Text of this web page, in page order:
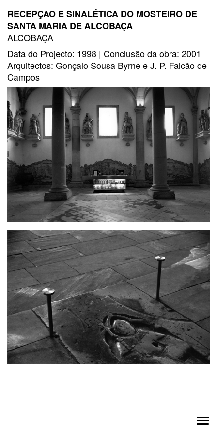
RECEPÇAO E SINALÉTICA DO MOSTEIRO DE
SANTA MARIA DE ALCOBAÇA
ALCOBAÇA
Data do Projecto: 1998 | Conclusão da obra: 2001
Arquitectos: Gonçalo Sousa Byrne e J. P. Falcão de
Campos